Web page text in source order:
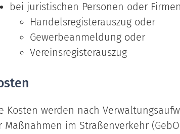
bei juristischen Personen oder
Handelsregisterauszug oder
Gewerbeanmeldung oder
Vereinsregisterauszug
Kosten werden nach
Maßnahmen im Straßenverkehr